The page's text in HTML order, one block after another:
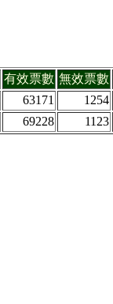
有效票數 無效票數
63171 1254
69228 1123